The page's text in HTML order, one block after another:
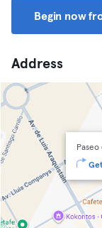
Begin now
Address